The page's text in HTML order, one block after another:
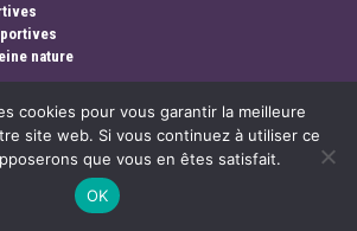
nature
Mentions légales & crédits
cookies pour vous garantir la meilleure
site web. Si vous continuez à utiliser ce
que vous en êtes satisfait.
OK